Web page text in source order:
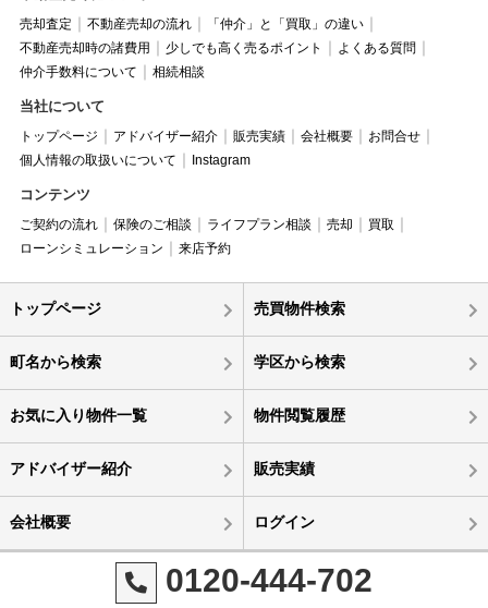
売却査定 不動産売却の流れ
「仲介」と「買取」の違い
不動産売却時の諸費用
少しでも高く売るポイント
よくある質問
仲介手数料について
相続相談
当社について
トップページ アドバイザー紹介 販売実績 会社概要
お問合せ
個人情報の取扱いについて
Instagram
コンテンツ
ご契約の流れ 保険のご相談 ライフプラン相談 売却
買取
ローンシミュレーション
来店予約
トップページ 売買物件検索
町名から検索 学区から検索
お気に入り物件一覧 物件閲覧履歴
アドバイザー紹介 販売実績
会社概要 ログイン
0120-444-702